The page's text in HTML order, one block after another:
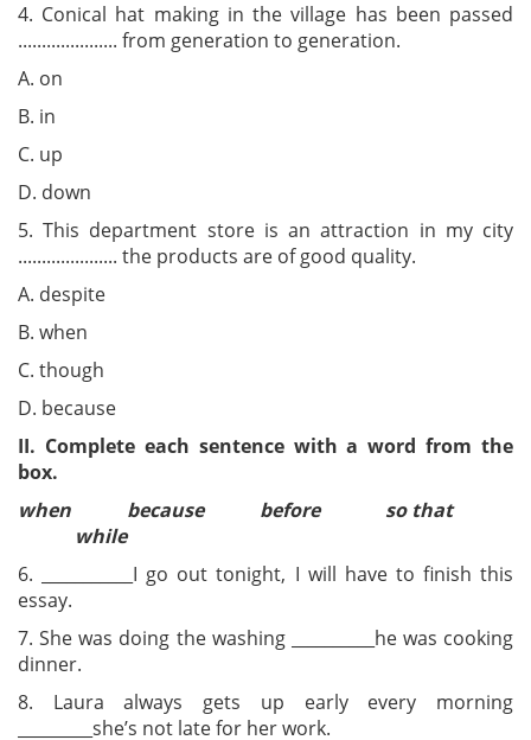
4. Conical hat making in the village has been passed
..................... from generation to generation.
A. on
B. in
C. up
D. down
5. This department store is an attraction in my city
..................... the products are of good quality.
A. despite
B. when
C. though
D. because
II. Complete each sentence with a word from the
box.
when because before so that
while
6. ___________I go out tonight, I will have to finish this
essay.
7. She was doing the washing __________he was cooking
dinner.
8. Laura always gets up early every morning
_________she’s not late for her work.